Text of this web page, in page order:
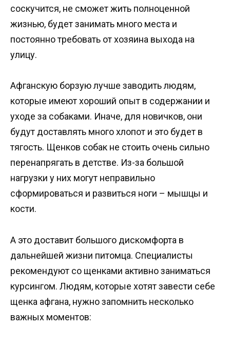
соскучится, не сможет жить полноценной
жизнью, будет занимать много места и
постоянно требовать от хозяина выхода на
улицу.
Афганскую борзую лучше заводить людям,
которые имеют хороший опыт в содержании и
уходе за собаками. Иначе, для новичков, они
будут доставлять много хлопот и это будет в
тягость. Щенков собак не стоить очень сильно
перенапрягать в детстве. Из-за большой
нагрузки у них могут неправильно
сформироваться и развиться ноги – мышцы и
кости.
А это доставит большого дискомфорта в
дальнейшей жизни питомца. Специалисты
рекомендуют со щенками активно заниматься
курсингом. Людям, которые хотят завести себе
щенка афгана, нужно запомнить несколько
важных моментов: